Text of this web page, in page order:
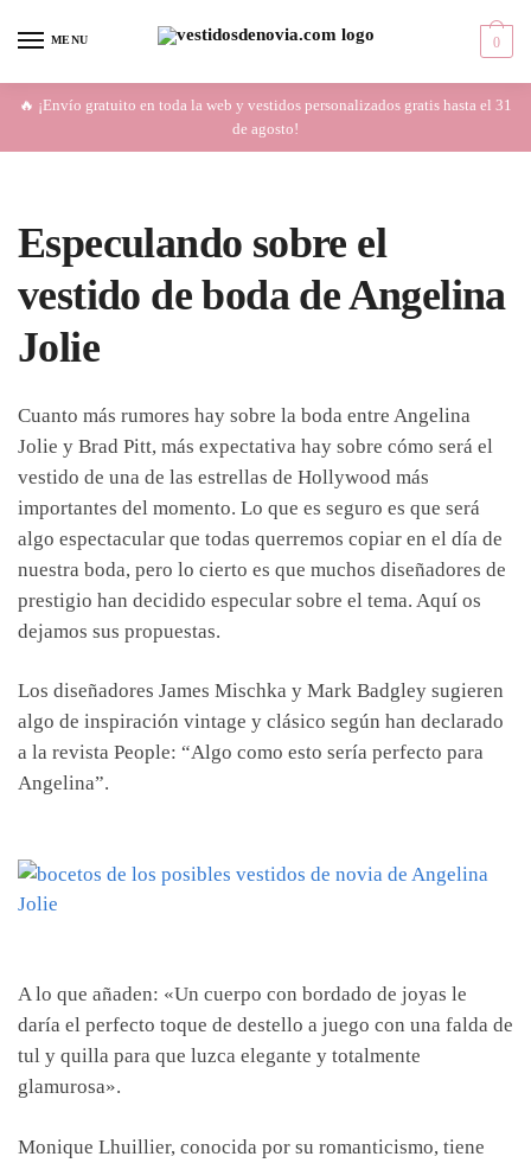
MENU 0
🔥 ¡Envío gratuito en toda la web y vestidos personalizados gratis hasta el 31
de agosto!
Especulando sobre el
vestido de boda de Angelina
Jolie
Cuanto más rumores hay sobre la boda entre Angelina
Jolie y Brad Pitt, más expectativa hay sobre cómo será el
vestido de una de las estrellas de Hollywood más
importantes del momento. Lo que es seguro es que será
algo espectacular que todas querremos copiar en el día de
nuestra boda, pero lo cierto es que muchos diseñadores de
prestigio han decidido especular sobre el tema. Aquí os
dejamos sus propuestas.
Los diseñadores James Mischka y Mark Badgley sugieren
algo de inspiración vintage y clásico según han declarado
a la revista People: “Algo como esto sería perfecto para
Angelina”.
A lo que añaden: «Un cuerpo con bordado de joyas le
daría el perfecto toque de destello a juego con una falda de
tul y quilla para que luzca elegante y totalmente
glamurosa».
Monique Lhuillier, conocida por su romanticismo, tiene